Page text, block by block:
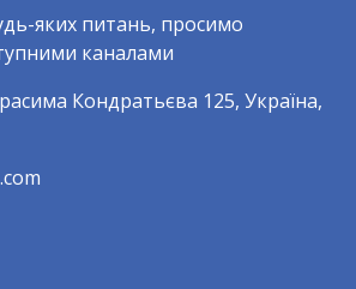
яких питань, просимо
каналами
Кондратьєва 125, Україна,